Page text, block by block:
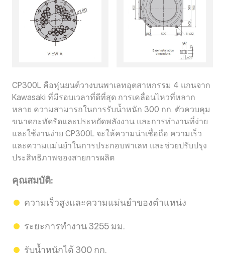
CP300L คือหุ่นยนต์วางบนพาเลทอุตสาหกรรม 4 แกนจาก
Kawasaki ที่มีรอบเวลาที่ดีที่สุด การเคลื่อนไหวที่หลาก
หลาย ความสามารถในการรับน้ำหนัก 300 กก. ตัวควบคุม
ขนาดกะทัดรัดและประหยัดพลังงาน และการทำงานที่ง่าย
และใช้งานง่าย CP300L จะให้ความน่าเชื่อถือ ความเร็ว
และความแม่นยำในการประกอบพาเลท และช่วยปรับปรุง
ประสิทธิภาพของสายการผลิต
คุณสมบัติ:
ความเร็วสูงและความแม่นยำของตำแหน่ง
ระยะการทำงาน 3255 มม.
รับน้ำหนักได้ 300 กก.